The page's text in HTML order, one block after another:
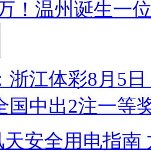
！温州诞生一
浙江体彩8月5
国中出2注一等
天安全用电指南